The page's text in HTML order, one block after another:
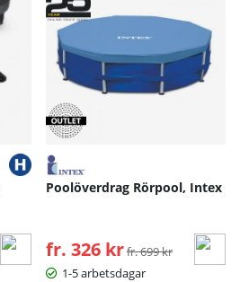
Poolöverdrag Rörpool, Intex
fr. 326 kr Ordinarie pris:
fr. 699 kr
1-5 arbetsdagar